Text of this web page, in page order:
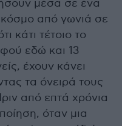
μέσα σε ένα
από γωνιά σε
κάτι τέτοιο το
εδώ και 13
έχουν κάνει
τα όνειρά τους
από επτά χρόνια
όταν μια